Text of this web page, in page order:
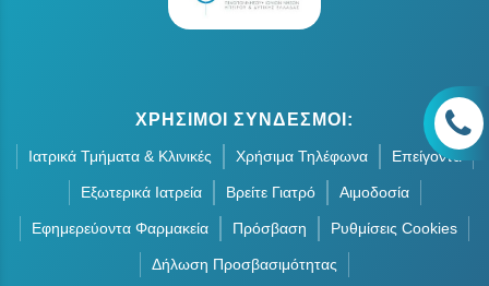
ΧΡΗΣΙΜΟΙ ΣΥΝΔΕΣΜΟΙ:
Ιατρικά Τμήματα & Κλινικές Χρήσιμα Τηλέφωνα Επείγοντα
Εξωτερικά Ιατρεία Βρείτε Γιατρό Αιμοδοσία
Εφημερεύοντα Φαρμακεία Πρόσβαση Ρυθμίσεις Cookies
Δήλωση Προσβασιμότητας